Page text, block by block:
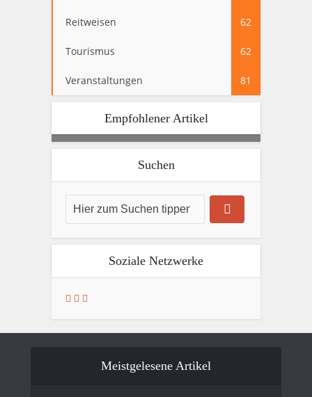
Reitweisen 62
Tourismus 62
Veranstaltungen 81
Empfohlener Artikel
Suchen
Soziale Netzwerke
Meistgelesene Artikel